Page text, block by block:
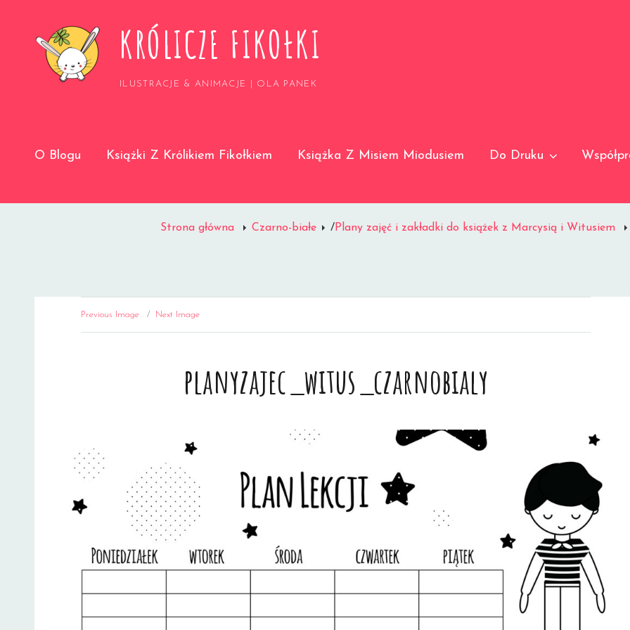
KRÓLICZE FIKOŁKI
ILUSTRACJE & ANIMACJE | OLA PANEK
O Blogu Książki Z Królikiem Fikołkiem Książka Z Misiem Miodusiem Do Druku
Strona główna Czarno-białe /Plany zajęć i zakładki do książek z Marcysią i Witusiem
Previous Image Next Image
planyzajec_witus_czarnobialy